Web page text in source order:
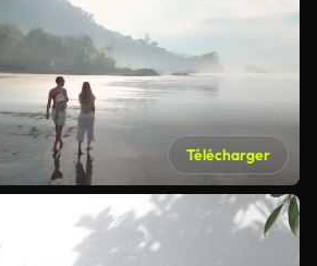
Télécharger